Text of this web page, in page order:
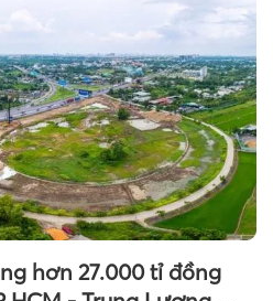
hơn 27.000 tỉ đồng